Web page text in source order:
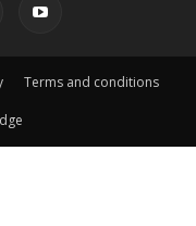
Terms and conditions